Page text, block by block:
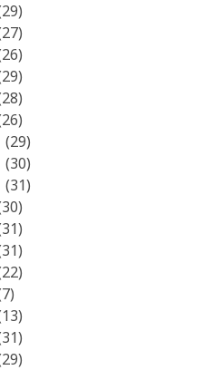
(29)
(30)
(31)